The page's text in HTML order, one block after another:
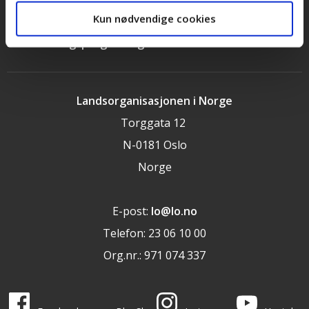
Kun nødvendige cookies
Landsorganisasjonen i Norge
Torggata 12
N-0181 Oslo
Norge
E-post: lo@lo.no
Telefon: 23 06 10 00
Org.nr.: 971 074 337
Cookieerklæring
LOs handlingsprogram og uttalelser 2025
LO i sosiale medier